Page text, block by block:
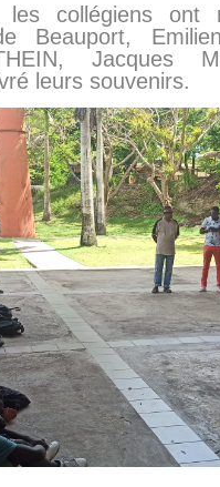
collégiens ont
Beauport,
Jacques
leurs souvenirs.